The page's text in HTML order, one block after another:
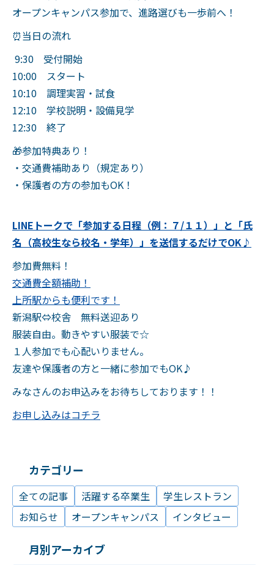
オープンキャンパス参加で、進路選びも一歩前へ！
⏰当日の流れ
9:30 受付開始
10:00 スタート
10:10 調理実習・試食
12:10 学校説明・設備見学
12:30 終了
🎁参加特典あり！
・交通費補助あり（規定あり）
・保護者の方の参加もOK！
LINEトークで「参加する日程（例：７/１１） 」と「氏
名（高校生なら校名・学年）」を送信するだけでOK♪
参加費無料！
交通費全額補助！
上所駅からも便利です！
新潟駅⇔校舎 無料送迎あり
服装自由。動きやすい服装で☆
１人参加でも心配いりません。
友達や保護者の方と一緒に参加でもOK♪
みなさんのお申込みをお待ちしております！！
お申し込みはコチラ
カテゴリー
全ての記事 活躍する卒業生
学生レストラン
お知らせ
オープンキャンパス インタビュー
月別アーカイブ